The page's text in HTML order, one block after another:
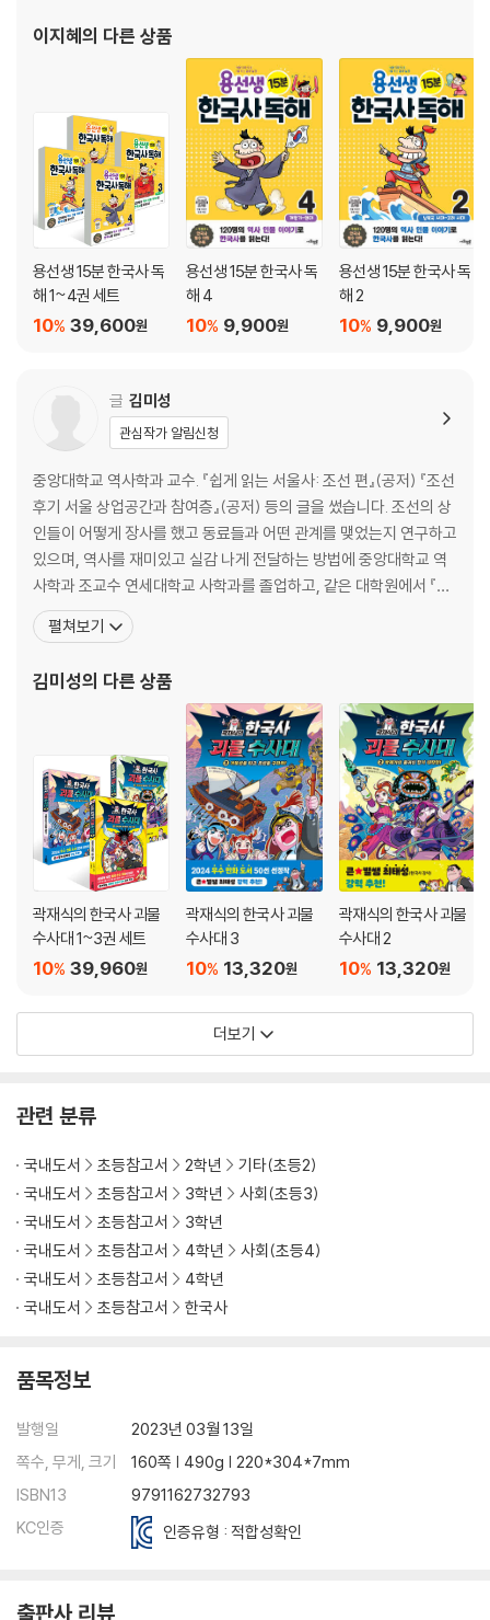
6주
26 청나라 여행기를 쓴 실학자 박지원
27 정약용, 백성을 위한 마음을 담아 책을 쓰다
28 김홍도, 백성의 삶을 그림에 담다
29 심청이와 춘향이 이야기를 즐기는 백성들
30 김정호, 우리나라의 지도를 만들다
역사 놀이터 키워드로 비밀 숫자 찾기!
찾아보기
이지혜의 다른 상품
용선생 15분 한국사 독
해 1~4권 세트
39,600원
10%
용선생 15분 한국사 독
해 4
9,900원
10%
용선생 15분 한국사 독
해 2
9,900원
10%
글 김미성
관심작가 알림신청
중앙대학교 역사학과 교수. 『쉽게 읽는 서울사: 조선 편』(공저) 『조선
후기 서울 상업공간과 참여층』(공저) 등의 글을 썼습니다. 조선의 상
인들이 어떻게 장사를 했고 동료들과 어떤 관계를 맺었는지 연구하고
있으며, 역사를 재미있고 실감 나게 전달하는 방법에 중앙대학교 역
사학과 조교수 연세대학교 사학과를 졸업하고, 같은 대학원에서 『조
선후기 면주전과 명주 생산·유통구조』 연구로 박사학위를 받았다. 최
근에는 한국연구재단 인문사회학술연구교수로 선정되어 “조선후기
로는 『조선 후기 서울 상업공간과 참여층』(공
펼쳐보기
김미성의 다른 상품
곽재식의 한국사 괴물
수사대 1~3권 세트
39,960원
10%
곽재식의 한국사 괴물
수사대 3
13,320원
10%
곽재식의 한국사 괴물
수사대 2
13,320원
10%
더보기
관련 분류
국내도서 초등참고서 2학년
기타(초등2)
국내도서
초등참고서 3학년
사회(초등3)
국내도서
초등참고서
3학년
국내도서
초등참고서 4학년
사회(초등4)
국내도서
초등참고서
4학년
국내도서
초등참고서 한국사
품목정보
발행일
2023년 03월 13일
쪽수, 무게, 크기
160쪽 | 490g | 220*304*7mm
ISBN13
9791162732793
KC인증
인증유형 : 적합성확인
출판사 리뷰